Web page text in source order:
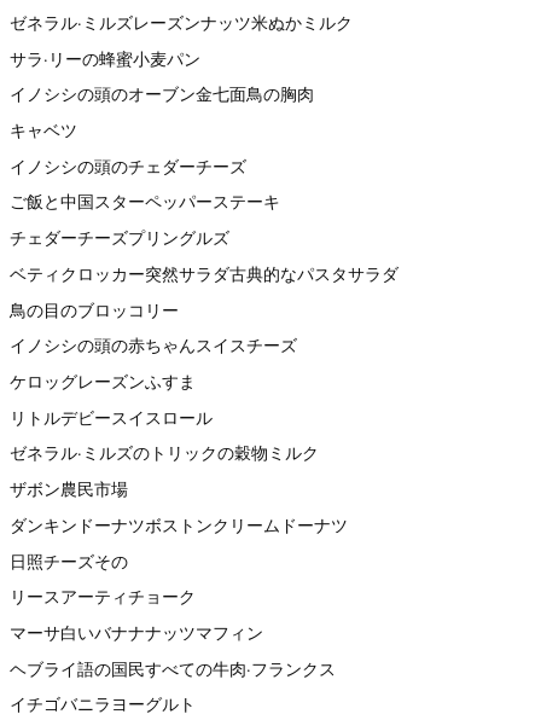
ゼネラル·ミルズレーズンナッツ米ぬかミルク
サラ·リーの蜂蜜小麦パン
イノシシの頭のオーブン金七面鳥の胸肉
キャベツ
イノシシの頭のチェダーチーズ
ご飯と中国スターペッパーステーキ
チェダーチーズプリングルズ
ベティクロッカー突然サラダ古典的なパスタサラダ
鳥の目のブロッコリー
イノシシの頭の赤ちゃんスイスチーズ
ケロッグレーズンふすま
リトルデビースイスロール
ゼネラル·ミルズのトリックの穀物ミルク
ザボン農民市場
ダンキンドーナツボストンクリームドーナツ
日照チーズその
リースアーティチョーク
マーサ白いバナナナッツマフィン
ヘブライ語の国民すべての牛肉·フランクス
イチゴバニラヨーグルト